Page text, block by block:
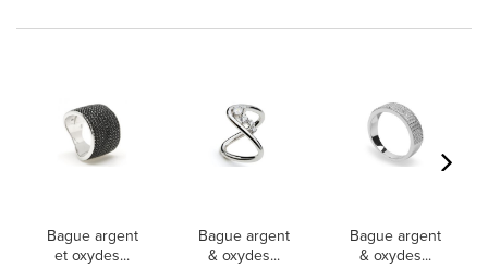
Bague argent
et oxydes...
Bague argent
& oxydes...
Bague argent
& oxydes...